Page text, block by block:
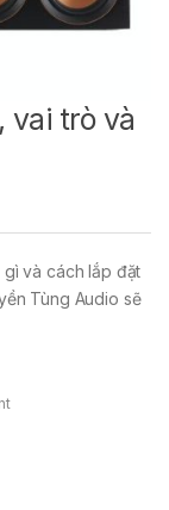
vai trò và
và cách lắp đặt
Tùng Audio sẽ